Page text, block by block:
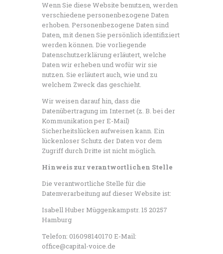
Wenn Sie diese Website benutzen, werden
verschiedene personenbezogene Daten
erhoben. Personenbezogene Daten sind
Daten, mit denen Sie persönlich identifiziert
werden können. Die vorliegende
Datenschutzerklärung erläutert, welche
Daten wir erheben und wofür wir sie
nutzen. Sie erläutert auch, wie und zu
welchem Zweck das geschieht.
Wir weisen darauf hin, dass die
Datenübertragung im Internet (z. B. bei der
Kommunikation per E-Mail)
Sicherheitslücken aufweisen kann. Ein
lückenloser Schutz der Daten vor dem
Zugriff durch Dritte ist nicht möglich.
Hinweis zur verantwortlichen Stelle
Die verantwortliche Stelle für die
Datenverarbeitung auf dieser Website ist:
Isabell Huber Müggenkampstr. 15 20257
Hamburg
Telefon: 016098140170 E-Mail:
office@capital-voice.de